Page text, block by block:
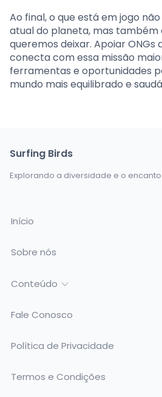
Ao final, o que está em jogo
atual do planeta, mas também
queremos deixar. Apoiar ONGs
conecta com essa missão
ferramentas e oportunidades
mundo mais equilibrado e
Surfing Birds
Explorando a diversidade e o
Início
Sobre nós
Conteúdo
Fale Conosco
Política de Privacidade
Termos e Condições